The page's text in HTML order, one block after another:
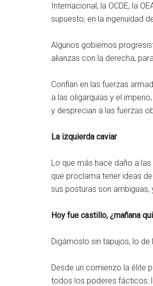
Internacional, la OCDE, la
supuesto, en la ingenuidad
Algunos gobiernos
alianzas con la derecha,
Confían en las fuerzas
a las oligarquías y el
y desprecian a las fuerzas
La izquierda caviar
Lo que más hace daño a
que proclama tener ideas
sus posturas son
Hoy fue castillo, ¿mañana
Digámoslo sin tapujos, lo de
Desde un comienzo la élite
todos los poderes fácticos: